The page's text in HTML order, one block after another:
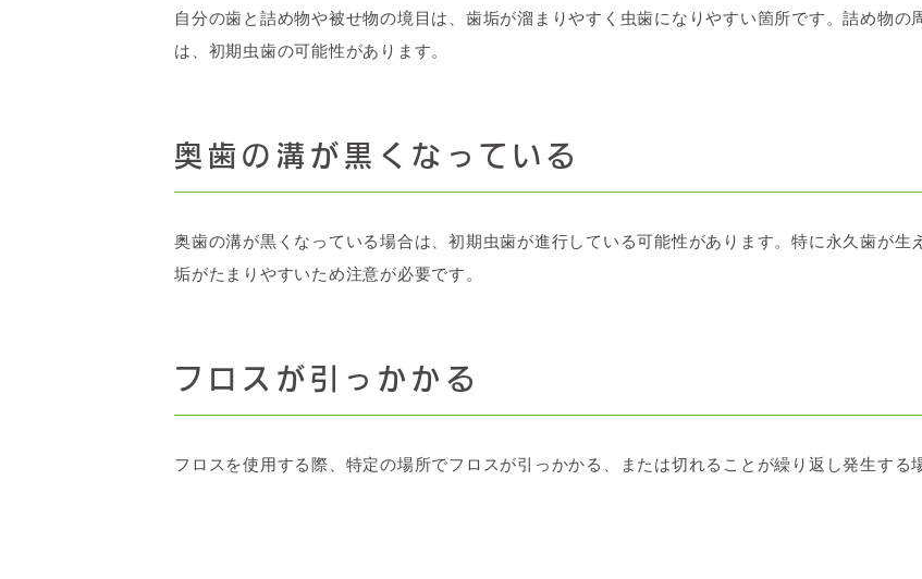
自分の歯と詰め物や被せ物の境目は、歯垢が溜まりやすく虫歯になりやすい箇所です。詰め物
は、初期虫歯の可能性があります。
奥歯の溝が黒くなっている
奥歯の溝が黒くなっている場合は、初期虫歯が進行している可能性があります。特に永久歯が
垢がたまりやすいため注意が必要です。
フロスが引っかかる
フロスを使用する際、特定の場所でフロスが引っかかる、または切れることが繰り返し発生する